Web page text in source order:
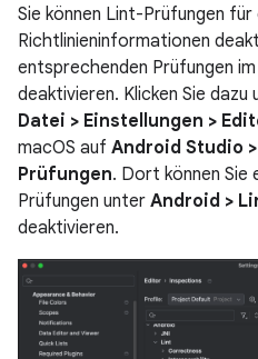
Sie können Lint-Prüfungen
Richtlinieninformationen
entsprechenden Prüfungen
deaktivieren. Klicken Sie
Datei > Einstellungen >
macOS auf Android Studio
Prüfungen. Dort können Sie
Prüfungen unter Android >
deaktivieren.